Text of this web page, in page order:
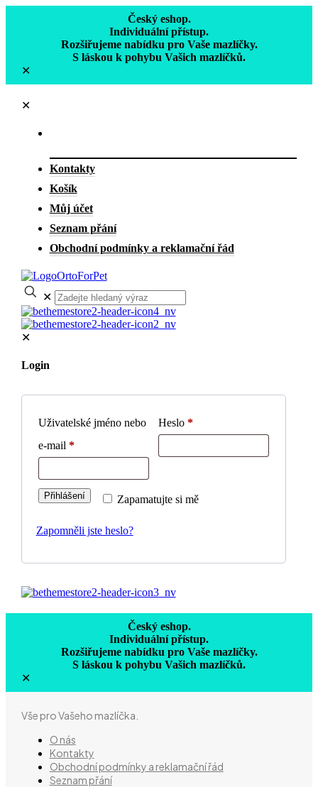
Český eshop.
Individuální přístup.
Rozšiřujeme nabídku pro Vaše mazlíčky.
S láskou k pohybu Vašich mazlíčků.
✕
✕
Kontakty
Košík
Můj účet
Seznam přání
Obchodní podmínky a reklamační řád
✕
✕
Login
Uživatelské jméno nebo
e-mail *
Heslo*
Zapamatujte si mě
Přihlášení
Zapomněli jste heslo?
Český eshop.
Individuální přístup.
Rozšiřujeme nabídku pro Vaše mazlíčky.
S láskou k pohybu Vašich mazlíčků.
✕
Vše pro Vašeho mazlíčka.
O nás
Kontakty
Obchodní podmínky a reklamační řád
Seznam přání